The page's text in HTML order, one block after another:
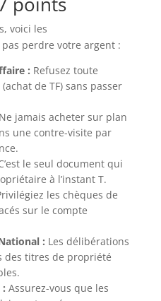
voici les
perdre votre argent :
: Refusez toute
de TF) sans passer
Ne jamais acheter sur plan
une contre-visite par
le seul document qui
à l’instant T.
les chèques de
sur le compte
: Les délibérations
des titres de propriété
Assurez-vous que les